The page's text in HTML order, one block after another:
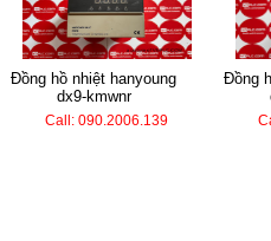
đồng hồ nhiệt hanyoung
dx9-kmwnr
Call: 090.2006.139
đồng hồ nhiệt hanyoung